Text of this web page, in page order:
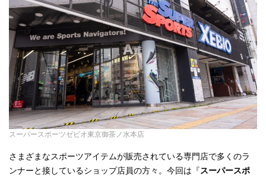
スーパースポーツゼビオ東京御茶ノ水本店
さまざまなスポーツアイテムが販売されている専門店で多くのラ
ンナーと接しているショップ店員の方々。今回は『スーパースポ